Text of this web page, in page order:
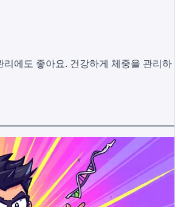
에도 좋아요. 건강하게 체중을 관리하